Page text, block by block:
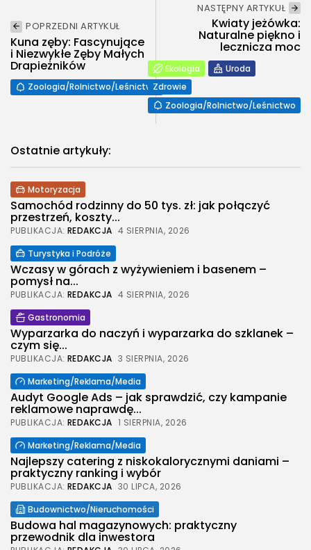
2026 Legolas Wszelkie prawa zastrzeżone.
Treści umieszczone na stronie chronione są
prawem autorskim.
POPRZEDNI ARTYKUŁ
Kuna zęby: Fascynujące
i Niezwykłe Zęby Małych
Drapieżników
Zoologia/Rolnictwo/Leśnictwo
NASTĘPNY ARTYKUŁ
Kwiaty jeżówka:
Naturalne piękno i
lecznicza moc
Ekologia
Uroda
Zdrowie
Zoologia/Rolnictwo/Leśnictwo
Ostatnie artykuły:
Motoryzacja
Samochód rodzinny do 50 tys. zł: jak połączyć
przestrzeń, koszty...
PUBLIKACJA: REDAKCJA 4 SIERPNIA, 2026
Turystyka i Podróże
Wczasy w górach z wyżywieniem i basenem –
pomysł na...
PUBLIKACJA: REDAKCJA 4 SIERPNIA, 2026
Gastronomia
Wyparzarka do naczyń i wyparzarka do szklanek –
czym się...
PUBLIKACJA: REDAKCJA 3 SIERPNIA, 2026
Marketing/Reklama/Media
Audyt Google Ads – jak sprawdzić, czy kampanie
reklamowe naprawdę...
PUBLIKACJA: REDAKCJA 1 SIERPNIA, 2026
Marketing/Reklama/Media
Najlepszy catering z niskokalorycznymi daniami –
praktyczny ranking i wybór
PUBLIKACJA: REDAKCJA 30 LIPCA, 2026
Budownictwo/Nieruchomości
Budowa hal magazynowych: praktyczny
przewodnik dla inwestora